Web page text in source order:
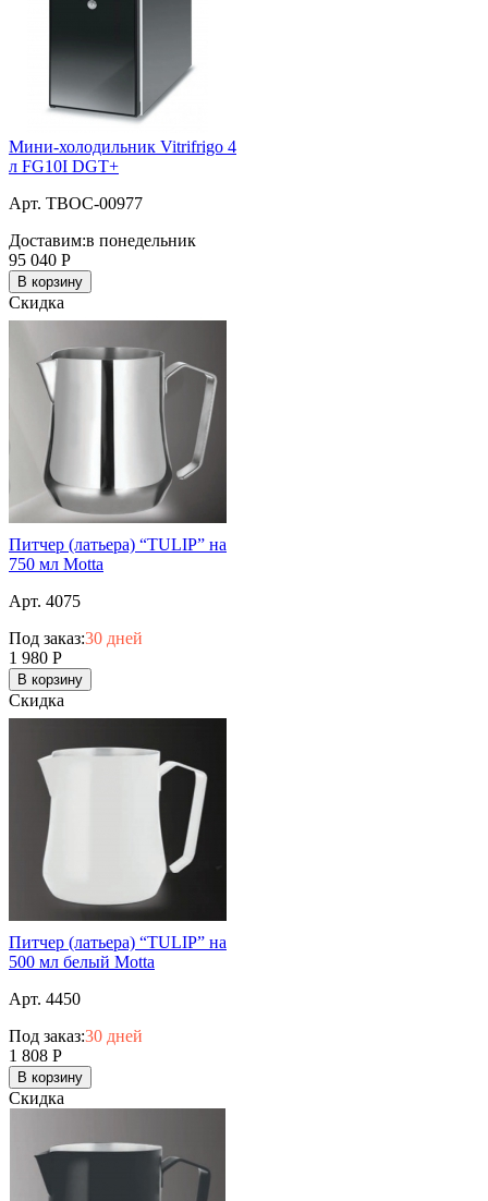
Мини-холодильник Vitrifrigo 4
л FG10I DGT+
Арт. ТВОС-00977
Доставим:в понедельник
95 040 Р
В корзину
Скидка
Питчер (латьера) “TULIP” на
750 мл Motta
Арт. 4075
Под заказ:30 дней
1 980 Р
В корзину
Скидка
Питчер (латьера) “TULIP” на
500 мл белый Motta
Арт. 4450
Под заказ:30 дней
1 808 Р
В корзину
Скидка